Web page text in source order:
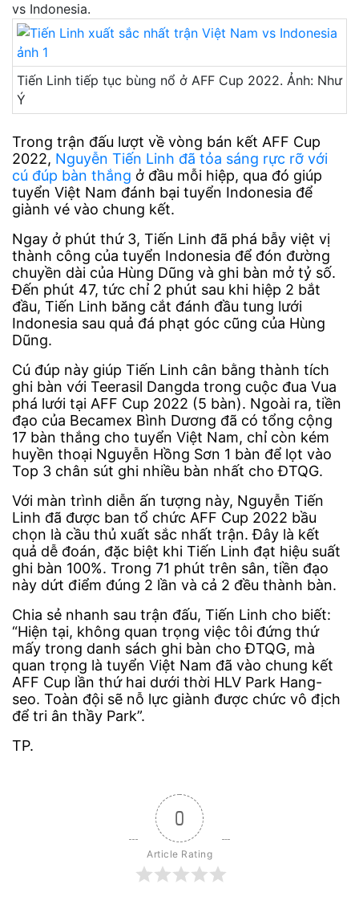
vs Indonesia.
Tiến Linh tiếp tục bùng nổ ở AFF Cup 2022. Ảnh: Như
Ý
Trong trận đấu lượt về vòng bán kết AFF Cup
2022, Nguyễn Tiến Linh đã tỏa sáng rực rỡ với
cú đúp bàn thắng ở đầu mỗi hiệp, qua đó giúp
tuyển Việt Nam đánh bại tuyển Indonesia để
giành vé vào chung kết.
Ngay ở phút thứ 3, Tiến Linh đã phá bẫy việt vị
thành công của tuyển Indonesia để đón đường
chuyền dài của Hùng Dũng và ghi bàn mở tỷ số.
Đến phút 47, tức chỉ 2 phút sau khi hiệp 2 bắt
đầu, Tiến Linh băng cắt đánh đầu tung lưới
Indonesia sau quả đá phạt góc cũng của Hùng
Dũng.
Cú đúp này giúp Tiến Linh cân bằng thành tích
ghi bàn với Teerasil Dangda trong cuộc đua Vua
phá lưới tại AFF Cup 2022 (5 bàn). Ngoài ra, tiền
đạo của Becamex Bình Dương đã có tổng cộng
17 bàn thắng cho tuyển Việt Nam, chỉ còn kém
huyền thoại Nguyễn Hồng Sơn 1 bàn để lọt vào
Top 3 chân sút ghi nhiều bàn nhất cho ĐTQG.
Với màn trình diễn ấn tượng này, Nguyễn Tiến
Linh đã được ban tổ chức AFF Cup 2022 bầu
chọn là cầu thủ xuất sắc nhất trận. Đây là kết
quả dễ đoán, đặc biệt khi Tiến Linh đạt hiệu suất
ghi bàn 100%. Trong 71 phút trên sân, tiền đạo
này dứt điểm đúng 2 lần và cả 2 đều thành bàn.
Chia sẻ nhanh sau trận đấu, Tiến Linh cho biết:
“Hiện tại, không quan trọng việc tôi đứng thứ
mấy trong danh sách ghi bàn cho ĐTQG, mà
quan trọng là tuyển Việt Nam đã vào chung kết
AFF Cup lần thứ hai dưới thời HLV Park Hang-
seo. Toàn đội sẽ nỗ lực giành được chức vô địch
để tri ân thầy Park”.
TP.
0
Article Rating